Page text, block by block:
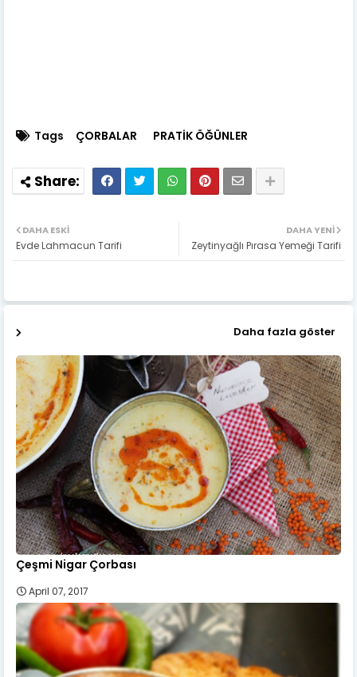
Tags ÇORBALAR PRATİK ÖĞÜNLER
DAHA YENI
Zeytinyağlı Pırasa Yemeği Tarifi
DAHA ESKI
Evde Lahmacun Tarifi
Daha fazla göster
Çeşmi Nigar Çorbası
April 07, 2017